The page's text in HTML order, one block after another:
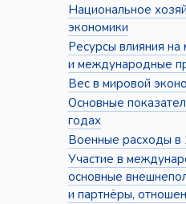
Национальное
экономики
Ресурсы влияния
и международные
Вес в мировой
Основные
годах
Военные расходы в
Участие в
основные
и партнёры,